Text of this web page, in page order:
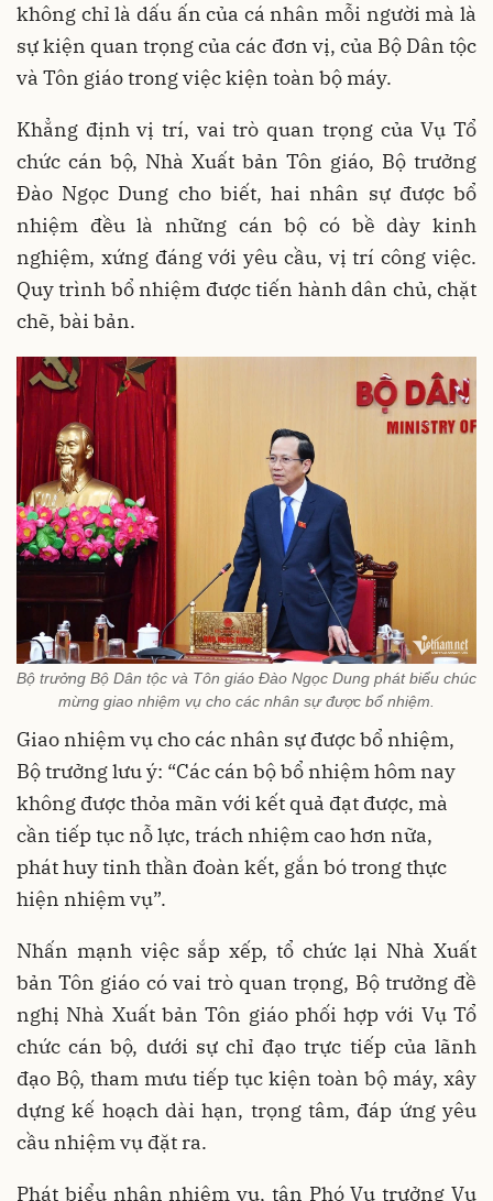
không chỉ là dấu ấn của cá nhân mỗi người mà là
sự kiện quan trọng của các đơn vị, của Bộ Dân tộc
và Tôn giáo trong việc kiện toàn bộ máy.
Khẳng định vị trí, vai trò quan trọng của Vụ Tổ
chức cán bộ, Nhà Xuất bản Tôn giáo, Bộ trưởng
Đào Ngọc Dung cho biết, hai nhân sự được bổ
nhiệm đều là những cán bộ có bề dày kinh
nghiệm, xứng đáng với yêu cầu, vị trí công việc.
Quy trình bổ nhiệm được tiến hành dân chủ, chặt
chẽ, bài bản.
Bộ trưởng Bộ Dân tộc và Tôn giáo Đào Ngọc Dung phát biểu chúc
mừng giao nhiệm vụ cho các nhân sự được bổ nhiệm.
Giao nhiệm vụ cho các nhân sự được bổ nhiệm,
Bộ trưởng lưu ý: “Các cán bộ bổ nhiệm hôm nay
không được thỏa mãn với kết quả đạt được, mà
cần tiếp tục nỗ lực, trách nhiệm cao hơn nữa,
phát huy tinh thần đoàn kết, gắn bó trong thực
hiện nhiệm vụ”.
Nhấn mạnh việc sắp xếp, tổ chức lại Nhà Xuất
bản Tôn giáo có vai trò quan trọng, Bộ trưởng đề
nghị Nhà Xuất bản Tôn giáo phối hợp với Vụ Tổ
chức cán bộ, dưới sự chỉ đạo trực tiếp của lãnh
đạo Bộ, tham mưu tiếp tục kiện toàn bộ máy, xây
dựng kế hoạch dài hạn, trọng tâm, đáp ứng yêu
cầu nhiệm vụ đặt ra.
Phát biểu nhận nhiệm vụ, tân Phó Vụ trưởng Vụ